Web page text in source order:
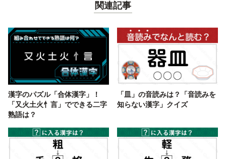
関連記事
漢字のパズル「合体漢字」！
「又火土火忄言」でできる二字
熟語は？
「皿」の音読みは？「音読みを
知らない漢字」クイズ